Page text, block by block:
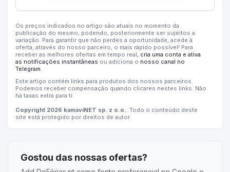
Os preços indicados no artigo são atuais no momento da
publicação do mesmo, podendo, posteriormente ser sujeitos a
variação. Para garantir que não perdes a oportunidade, acede à
oferta, através do nosso parceiro, o mais rápido possível! Para
receber as melhores ofertas em tempo real, cria uma conta e ativa
as notificações instantâneas ou adiciona o nosso canal no
Telegram.
Este artigo contém links para produtos dos nossos parceiros.
Podemos receber compensação quando clicares nestes links. Não
há taxas extra para ti.
Copyright 2026 kamaviNET sp. z o.o.. Todo o conteúdo deste
site está protegido por direitos de autor.
Gostou das nossas ofertas?